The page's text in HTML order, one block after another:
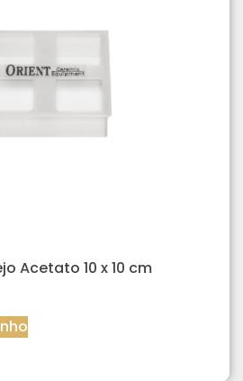
Acetato 10 x 10 cm